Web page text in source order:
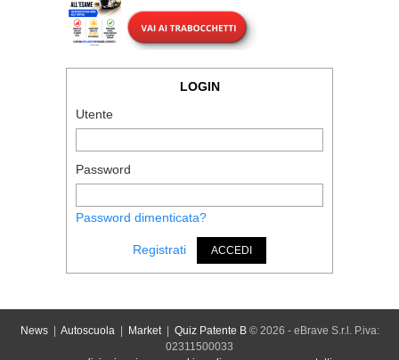
LOGIN
Utente
Password
Password dimenticata?
Registrati ACCEDI
News| Autoscuola| Market| Quiz Patente B© 2026 - eBrave S.r.l. P.iva:
02311500033